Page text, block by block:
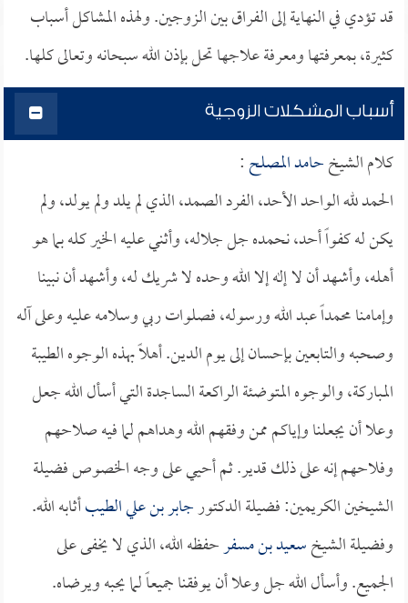
قد تؤدي في النهاية إلى الفراق بين الزوجين. ولهذه المشاكل أسباب
كثيرة، بمعرفتها ومعرفة علاجها تحل بإذن الله سبحانه وتعالى كلها.
أسباب المشكلات الزوجية
كلام الشيخحامد المصلح:
الحمد لله الواحد الأحد، الفرد الصمد، الذي لم يلد ولم يولد، ولم
يكن له كفواً أحد، نحمده جل جلاله، وأثني عليه الخير كله بما هو
أهله، وأشهد أن لا إله إلا الله وحده لا شريك له، وأشهد أن نبينا
وإمامنا محمداً عبد الله ورسوله، فصلوات ربي وسلامه عليه وعلى آله
وصحبه والتابعين بإحسان إلى يوم الدين. أهلاً بهذه الوجوه الطيبة
المباركة، والوجوه المتوضئة الراكعة الساجدة التي أسأل الله جعل
وعلا أن يجعلنا وإياكم ممن وفقهم الله وهداهم لما فيه صلاحهم
وفلاحهم إنه على ذلك قدير. ثم أحيي على وجه الخصوص فضيلة
الشيخين الكريمين: فضيلة الدكتورجابر بن علي الطيبأثابه الله.
وفضيلة الشيخسعيد بن مسفرحفظه الله، الذي لا يخفى على
الجميع. وأسأل الله جل وعلا أن يوفقنا جميعاً لما يحبه ويرضاه.